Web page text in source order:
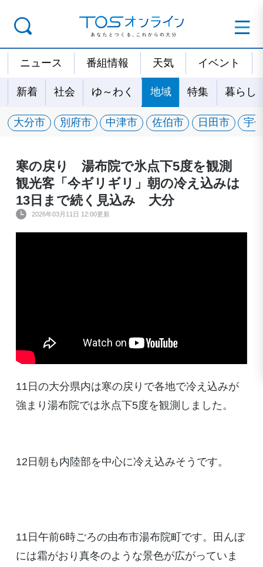
ニュース 番組情報 天気 イベント
新着 社会 ゆ～わく 地域 特集 暮らし
大分市 別府市 中津市 佐伯市 日田市 宇
寒の戻り 湯布院で氷点下5度を観測
観光客「今ギリギリ」朝の冷え込みは
13日まで続く見込み 大分
2026年03月11日 12:00更新
11日の大分県内は寒の戻りで各地で冷え込みが
強まり湯布院では氷点下5度を観測しました。
12日朝も内陸部を中心に冷え込みそうです。
11日午前6時ごろの由布市湯布院町です。田んぼ
には霜がおり真冬のような景色が広がっていま